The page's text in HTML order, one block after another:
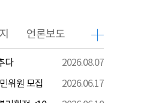
다
2026.08.07
위원 모집
2026.06.17
언론보도